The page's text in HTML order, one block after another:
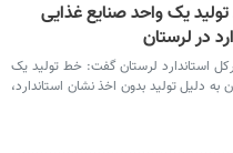
یک واحد صنایع غذایی
در لرستان
استاندارد لرستان گفت: خط تولید یک
دلیل تولید بدون اخذ نشان استاندارد،